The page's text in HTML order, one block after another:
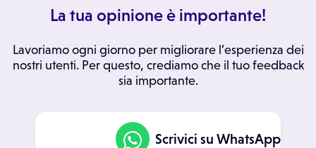
La tua opinione è importante!
Lavoriamo ogni giorno per migliorare l’esperienza dei
nostri utenti. Per questo, crediamo che il tuo feedback
sia importante.
Scrivici su WhatsApp